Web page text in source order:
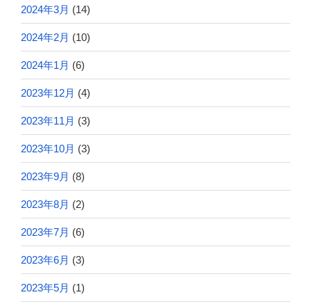
2024年3月 (14)
2024年2月 (10)
2024年1月 (6)
2023年12月 (4)
2023年11月 (3)
2023年10月 (3)
2023年9月 (8)
2023年8月 (2)
2023年7月 (6)
2023年6月 (3)
2023年5月 (1)